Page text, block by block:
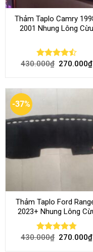
Thảm Taplo Camry
2001 Nhung Lông Cừu
Rated
430.000₫ 270.000₫
-37%
Thảm Taplo Ford
2023+ Nhung Lông
Rated 4.80
430.000₫ 270.000₫